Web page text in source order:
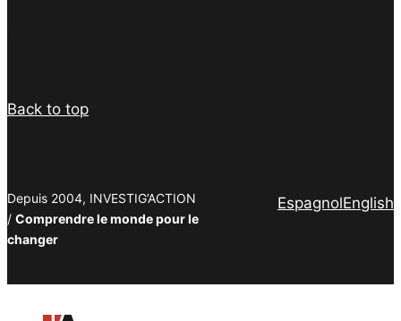
Back to top
Depuis 2004, INVESTIG’ACTION
/ Comprendre le monde pour le
changer
EspagnolEnglish